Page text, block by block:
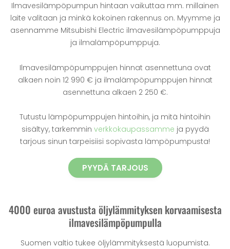
Ilmavesilämpöpumpun hintaan vaikuttaa mm. millainen
laite valitaan ja minkä kokoinen rakennus on. Myymme ja
asennamme Mitsubishi Electric ilmavesilämpöpumppuja
ja ilmalämpöpumppuja.
Ilmavesilämpöpumppujen hinnat asennettuna ovat
alkaen noin 12 990 € ja ilmalämpöpumppujen hinnat
asennettuna alkaen 2 250 €.
Tutustu lämpöpumppujen hintoihin, ja mitä hintoihin
sisältyy, tarkemmin verkkokaupassamme ja pyydä
tarjous sinun tarpeisiisi sopivasta lämpöpumpusta!
PYYDÄ TARJOUS
4000 euroa avustusta öljylämmityksen korvaamisesta
ilmavesilämpöpumpulla
Suomen valtio tukee öljylämmityksestä luopumista.